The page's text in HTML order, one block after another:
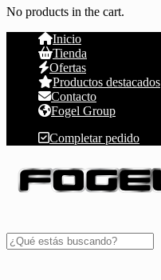
No products in the cart.
Inicio
Tienda
Ofertas
Productos destacados
Contacto
Fogel Group
Completar pedido